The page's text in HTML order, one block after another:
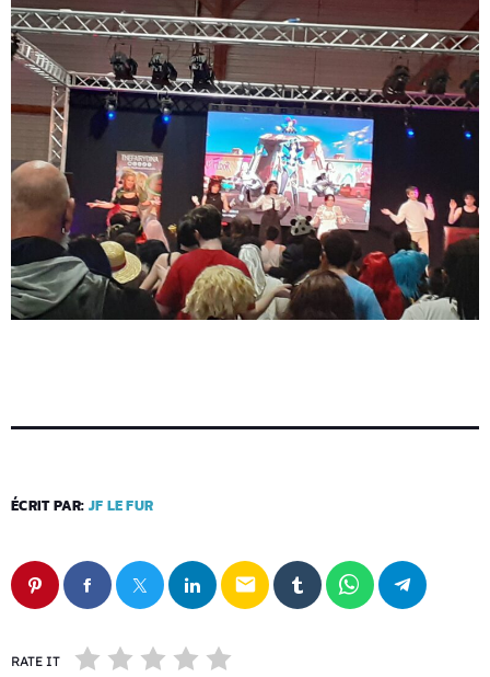
ÉCRIT PAR: JF LE FUR
email
RATE IT